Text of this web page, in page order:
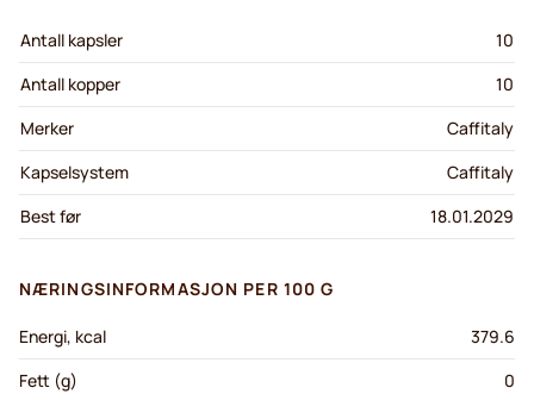
Antall kapsler
10
Antall kopper
10
Merker
Caffitaly
Kapselsystem
Caffitaly
Best før
18.01.2029
NÆRINGSINFORMASJON PER 100 G
Energi, kcal
379.6
Fett (g)
0